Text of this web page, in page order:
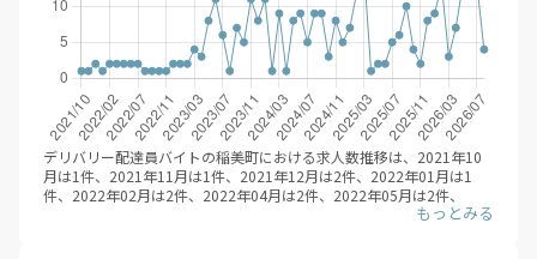
デリバリー配達員バイトの稲美町における求人数推移は、2021年10
月は1件、2021年11月は1件、2021年12月は2件、2022年01月は1
件、2022年02月は2件、2022年04月は2件、2022年05月は2件、
2022年06月は2件、2022年07月は2件、2022年08月は1件、2022年